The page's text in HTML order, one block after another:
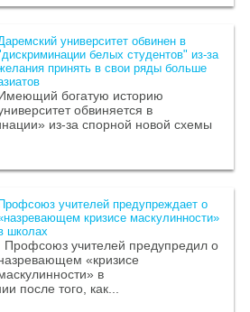
университет обвинен в
белых студентов" из-за
принять в свои ряды больше
богатую историю
обвиняется в
из-за спорной новой схемы
Профсоюз учителей предупреждает о
кризисе маскулинности»
школах
Профсоюз учителей предупредил о
«кризисе
в
после того, как...